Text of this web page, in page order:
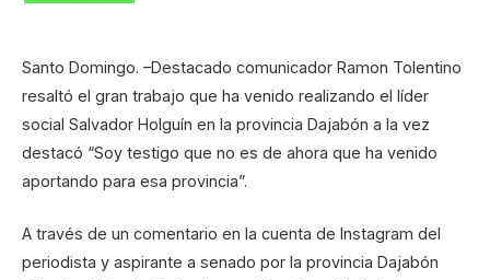
Santo Domingo. –Destacado comunicador Ramon Tolentino
resaltó el gran trabajo que ha venido realizando el líder
social Salvador Holguín en la provincia Dajabón a la vez
destacó “Soy testigo que no es de ahora que ha venido
aportando para esa provincia”.
A través de un comentario en la cuenta de Instagram del
periodista y aspirante a senado por la provincia Dajabón